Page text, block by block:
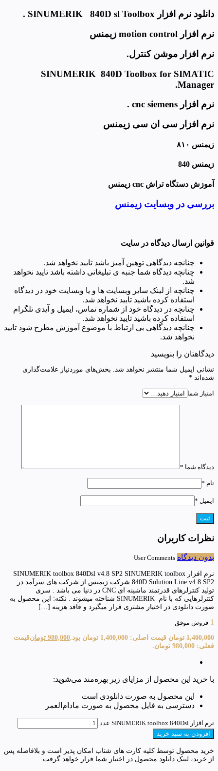
دانلود نرم افزار SINUMERIK 840D sl Toolbox .
نرم افزار motion control زیمنس
نرم افزار موشن کنترل.
SINUMERIK 840D Toolbox for SIMATIC
Manager.
نرم افزار cnc siemens .
نرم افزار سی ان سی زیمنس
زیمنس ۸۱۰
زیمنس 840
آموزش دستگاه تراش
بررسی در وبسایت زیمنس
قوانین ارسال دیدگاه در سایت
چنانچه دیدگاهی توهین آمیز باشد تایید نخواهد شد.
چنانچه دیدگاه شما جنبه ی تبلیغاتی داشته باشد تایید نخواهد
شد.
چنانچه از لینک سایر وبسایت ها و یا وبسایت خود در دیدگاه
استفاده کرده باشید تایید نخواهد شد.
چنانچه در دیدگاه خود از شماره تماس، ایمیل و آیدی تلگرام
استفاده کرده باشید تایید نخواهد شد.
چنانچه دیدگاهی بی ارتباط با موضوع آموزش مطرح شود تایید
نخواهد شد.
دیدگاهتان را بنویسید
نشانی ایمیل شما منتشر نخواهد شد.
بخش‌های موردنیاز علامت‌گذاری
شده‌اند *
امتیاز شما
دیدگاه شما *
نام *
ایمیل *
نظرات کاربران
بدون دیدگاه User Comments
نرم افزار SINUMERIK toolbox 840Dsl v4.8 SP2 SINUMERIK toolbox
840D Solution Line v4.8 SP2 شرکت زیمنس از شرکت های سرآمد در
تولید کنترلرهای قدرتمند ماشینه ای CNC در دنیا می باشد . سری
کنترلرهایی که با نام SINUMERIK شناخته میشوند . نکته: این محصول به
صورت دانلودی در اختیار مشتری قرار میگیرد و فاقد هزینه […]
1 فروش موفق
1,400,000 تومان قیمت اصلی: 1,400,000 تومان بود. 980,000 تومانقیمت
فعلی: 980,000 تومان.
با خرید این محصول از مزایای زیر بهره‌مند می‌شوید:
این محصول به صورت دانلودی است
دسترسی به فایل محصول به صورت مادام‌العمر
نرم افزار SINUMERIK toolbox 840Dsl عدد
افزودن به سبد خرید
خرید محصول توسط کلیه کارت های شتاب امکان پذیر است و بلافاصله پس
از خرید، لینک دانلود محصول در اختیار شما قرار خواهد گرفت.